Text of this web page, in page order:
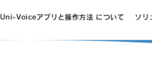
Uni-Voiceアプリと操作方法 について ソリ